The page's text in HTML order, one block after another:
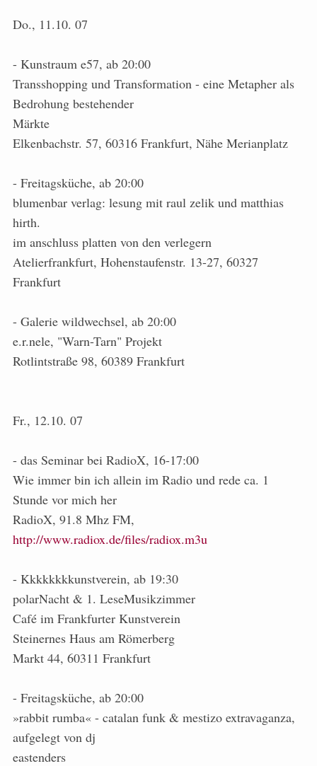
Do., 11.10. 07
- Kunstraum e57, ab 20:00
Transshopping und Transformation - eine Metapher als
Bedrohung bestehender
Märkte
Elkenbachstr. 57, 60316 Frankfurt, Nähe Merianplatz
- Freitagsküche, ab 20:00
blumenbar verlag: lesung mit raul zelik und matthias
hirth.
im anschluss platten von den verlegern
Atelierfrankfurt, Hohenstaufenstr. 13-27, 60327
Frankfurt
- Galerie wildwechsel, ab 20:00
e.r.nele, "Warn-Tarn" Projekt
Rotlintstraße 98, 60389 Frankfurt
Fr., 12.10. 07
- das Seminar bei RadioX, 16-17:00
Wie immer bin ich allein im Radio und rede ca. 1
Stunde vor mich her
RadioX, 91.8 Mhz FM,
http://www.radiox.de/files/radiox.m3u
- Kkkkkkkkunstverein, ab 19:30
polarNacht & 1. LeseMusikzimmer
Café im Frankfurter Kunstverein
Steinernes Haus am Römerberg
Markt 44, 60311 Frankfurt
- Freitagsküche, ab 20:00
»rabbit rumba« - catalan funk & mestizo extravaganza,
aufgelegt von dj
eastenders